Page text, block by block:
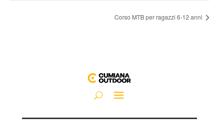
Corso MTB per ragazzi 6-12 anni